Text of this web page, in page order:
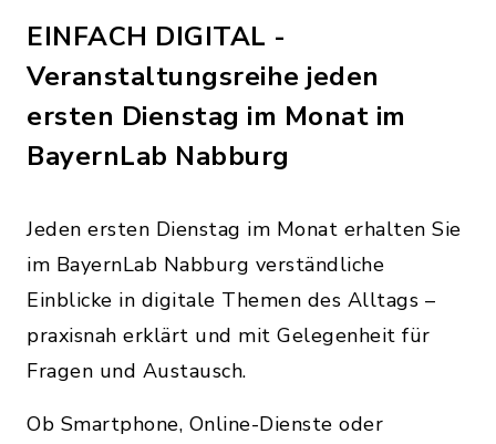
EINFACH DIGITAL -
Veranstaltungsreihe jeden
ersten Dienstag im Monat im
BayernLab Nabburg
Jeden ersten Dienstag im Monat erhalten Sie
im BayernLab Nabburg verständliche
Einblicke in digitale Themen des Alltags –
praxisnah erklärt und mit Gelegenheit für
Fragen und Austausch.
Ob Smartphone, Online-Dienste oder